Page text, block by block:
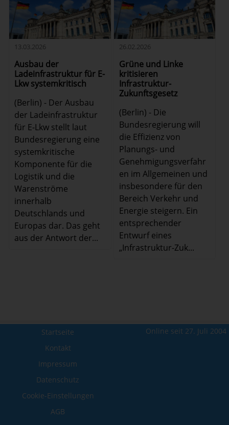
13.03.2026
Ausbau der
Ladeinfrastruktur für E-
Lkw systemkritisch
(Berlin) - Der Ausbau
der Ladeinfrastruktur
für E-Lkw stellt laut
Bundesregierung eine
systemkritische
Komponente für die
Logistik und die
Warenströme
innerhalb
Deutschlands und
Europas dar. Das geht
aus der Antwort der...
26.02.2026
Grüne und Linke
kritisieren
Infrastruktur-
Zukunftsgesetz
(Berlin) - Die
Bundesregierung will
die Effizienz von
Planungs- und
Genehmigungsverfahr
en im Allgemeinen und
insbesondere für den
Bereich Verkehr und
Energie steigern. Ein
entsprechender
Entwurf eines
„Infrastruktur-Zuk...
Online seit 27. Juli 2004
Startseite
Kontakt
Impressum
Datenschutz
Cookie-Einstellungen
AGB